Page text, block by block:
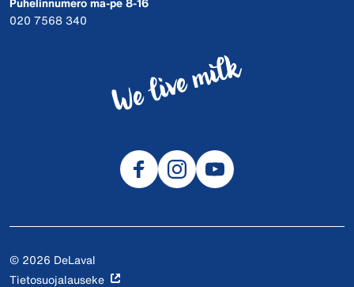
020 7568 340
© 2026 DeLaval
Tietosuojalauseke